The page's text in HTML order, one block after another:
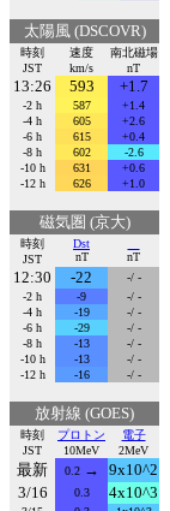
太陽風 (DSCOVR)
時刻
JST
速度
km/s
南北磁場
nT
13:26 593 +1.7
-2 h 587
+1.4
-4 h
605
+2.6
-6 h
615
+0.4
-8 h
602
-2.6
-10 h
631
+0.6
-12 h
626 +1.0
磁気圏 (京大)
時刻
JST
Dst
nT
nT
12:30 -22
-/ -
-2 h
-9
-/ -
-4 h
-19
-/ -
-6 h
-29
-/ -
-8 h
-13
-/ -
-10 h
-13
-/ -
-12 h
-16 -/ -
放射線 (GOES)
時刻
JST
プロトン
10MeV
電子
2MeV
最新 0.2→
9x10^2
3/16
0.3 4x10^3